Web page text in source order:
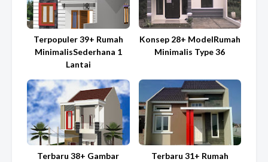
Terpopuler 39+ Rumah
MinimalisSederhana 1
Lantai
Konsep 28+ ModelRumah
Minimalis Type 36
Terbaru 38+ Gambar
Terbaru 31+ Rumah